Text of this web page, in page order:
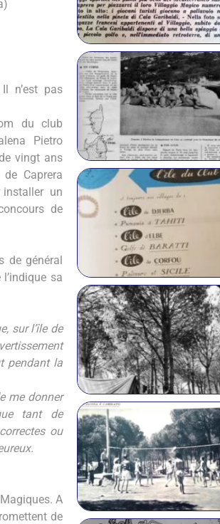
n’est pas
du club
Pietro
vingt ans
Caprera
installer un
de
de général
sa
sur l’île de
pendant la
me donner
tant de
ou
A
de